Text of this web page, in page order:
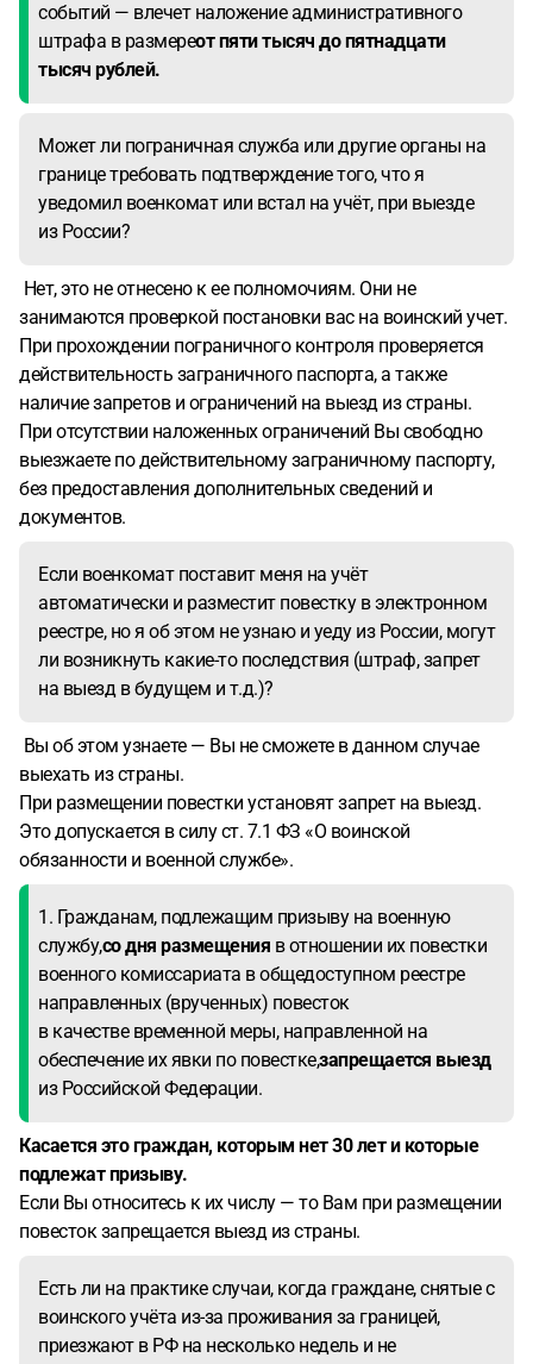
событий — влечет наложение административного
штрафа в размереот пяти тысяч до пятнадцати
тысяч рублей.
Может ли пограничная служба или другие органы на
границе требовать подтверждение того, что я
уведомил военкомат или встал на учёт, при выезде
из России?
Нет, это не отнесено к ее полномочиям. Они не
занимаются проверкой постановки вас на воинский учет.
При прохождении пограничного контроля проверяется
действительность заграничного паспорта, а также
наличие запретов и ограничений на выезд из страны.
При отсутствии наложенных ограничений Вы свободно
выезжаете по действительному заграничному паспорту,
без предоставления дополнительных сведений и
документов.
Если военкомат поставит меня на учёт
автоматически и разместит повестку в электронном
реестре, но я об этом не узнаю и уеду из России, могут
ли возникнуть какие-то последствия (штраф, запрет
на выезд в будущем и т.д.)?
Вы об этом узнаете — Вы не сможете в данном случае
выехать из страны.
При размещении повестки установят запрет на выезд.
Это допускается в силу ст. 7.1 ФЗ «О воинской
обязанности и военной службе».
1. Гражданам, подлежащим призыву на военную
службу,со дня размещения в отношении их повестки
военного комиссариата в общедоступном реестре
направленных (врученных) повесток
в качестве временной меры, направленной на
обеспечение их явки по повестке,запрещается выезд
из Российской Федерации.
Касается это граждан, которым нет 30 лет и которые
подлежат призыву.
Если Вы относитесь к их числу — то Вам при размещении
повесток запрещается выезд из страны.
Есть ли на практике случаи, когда граждане, снятые с
воинского учёта из-за проживания за границей,
приезжают в РФ на несколько недель и не